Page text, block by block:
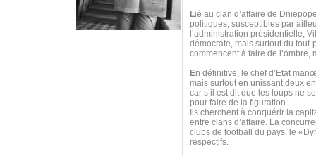
Lié au clan d’affaire de
politiques, susceptibles par
l’administration présidentielle,
démocrate, mais surtout du
commencent à faire de
En définitive, le chef d’Etat
mais surtout en unissant deux
car s’il est dit que les loups ne
pour faire de la figuration.
Ils cherchent à conquérir la
entre clans d’affaire. La
clubs de football du pays, le
respectifs.